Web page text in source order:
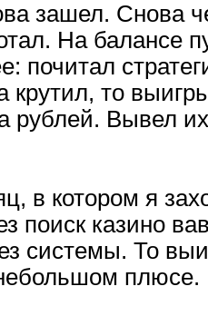
зашел. Снова
На балансе
почитал
крутил, то
рублей. Вывел
в котором я
поиск казино
системы. То
плюсе.